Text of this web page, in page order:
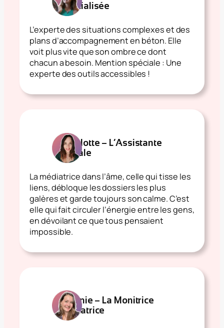
Spécialisée
L’experte des situations complexes et des
plans d’accompagnement en béton. Elle
voit plus vite que son ombre ce dont
chacun a besoin. Mention spéciale : Une
experte des outils accessibles !
Charlotte – L’Assistante
Sociale
La médiatrice dans l’âme, celle qui tisse les
liens, débloque les dossiers les plus
galères et garde toujours son calme. C’est
elle qui fait circuler l’énergie entre les gens,
en dévoilant ce que tous pensaient
impossible.
Tiffanie – La Monitrice
Éducatrice